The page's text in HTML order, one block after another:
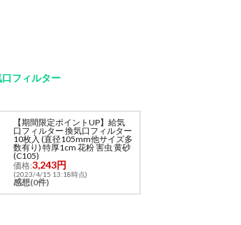
フィルター
【期間限定ポイントUP】給気
口フィルター 換気口フィルター
10枚入 (直径105mm他サイズ多
数有り) 特厚1cm 花粉 害虫 黄砂
(C105)
価格:3,243円
(2023/4/15 13:18時点)
感想(0件)